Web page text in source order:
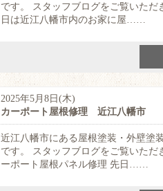
です。 スタッフブログをご覧いた
日は近江八幡市内のお家に屋……
2025年5月8日(木)
カーポート屋根修理 近江八幡市
近江八幡市にある屋根塗装・外壁塗
です。 スタッフブログをご覧いた
ーポート屋根パネル修理 先日……